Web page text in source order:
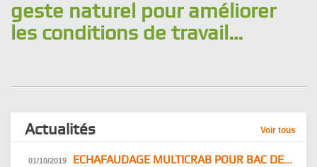
geste naturel pour améliorer
les conditions de travail…
Actualités Voir tous
01/10/2019 ECHAFAUDAGE MULTICRAB POUR BAC DE...